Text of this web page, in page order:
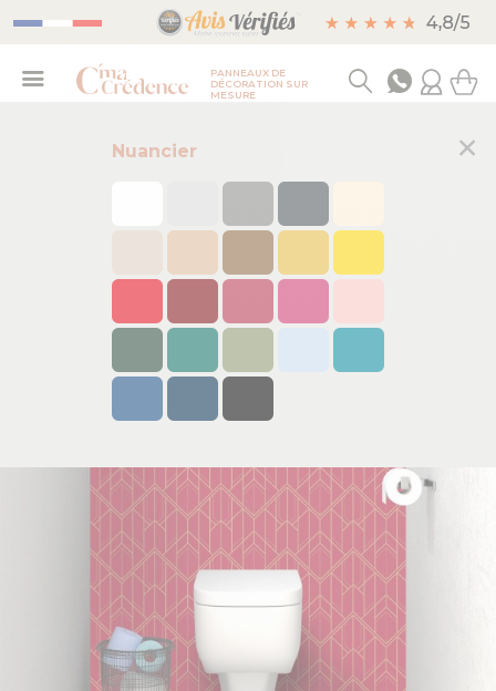
PANNEAUX DE
DÉCORATION SUR
MESURE
Nuancier ×